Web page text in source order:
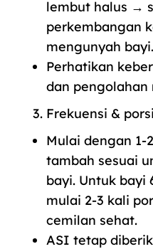
lembut halus →
perkembangan
mengunyah bayi.
Perhatikan
dan pengolahan
Frekuensi & porsi
Mulai dengan
tambah sesuai
bayi. Untuk bayi
mulai 2‑3 kali
cemilan sehat.
ASI tetap